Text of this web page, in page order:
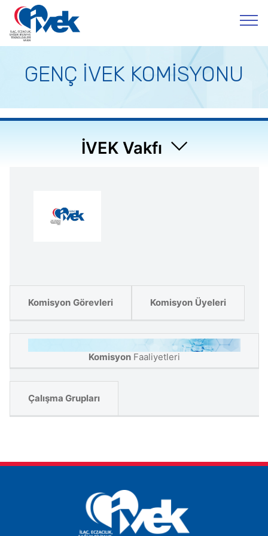
GENÇ İVEK KOMİSYONU
İVEK Vakfı
Komisyon Görevleri Komisyon Üyeleri
Komisyon Faaliyetleri
Çalışma Grupları